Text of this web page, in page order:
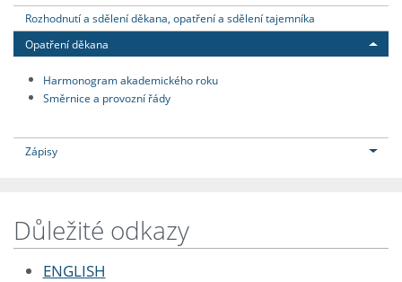
Rozhodnutí a sdělení děkana, opatření a sdělení tajemníka
Opatření děkana
Harmonogram akademického roku
Směrnice a provozní řády
Zápisy
Důležité odkazy
ENGLISH